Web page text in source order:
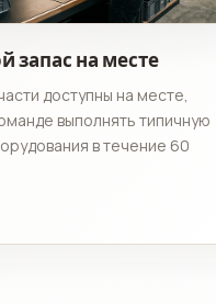
запас на месте
доступны на месте,
выполнять типичную
в течение 60